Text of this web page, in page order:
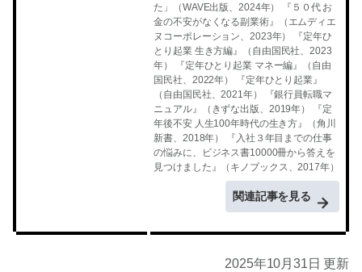
た」（WAVE出版、2024年） 『５０代 お
金の不安がなくなる副業術』（エムディエ
ヌコーポレーション、2023年） 『定年ひ
とり起業 生き方編』（自由国民社、2023
年） 『定年ひとり起業 マネー編』（自由
国民社、2022年） 『定年ひとり起業』
（自由国民社、2021年） 『銀行員転職マ
ニュアル』（きずな出版、2019年） 『定
年後不安 人生100年時代の生き方』（角川
新書、2018年） 『入社３年目までの仕事
の悩みに、ビジネス書10000冊から答えを
見つけました』（キノブックス、2017年）
関連記事を見る
2025年10月31日 更新